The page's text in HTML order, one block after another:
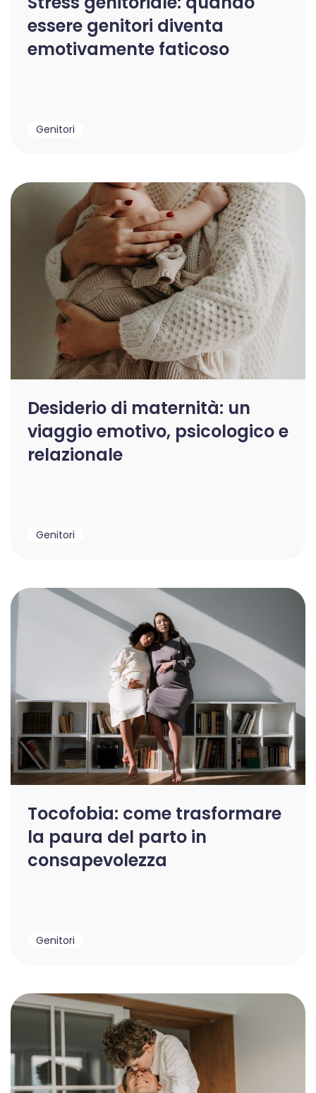
essere genitori diventa
emotivamente faticoso
Genitori
Desiderio di maternità: un
viaggio emotivo, psicologico e
relazionale
Genitori
Tocofobia: come trasformare
la paura del parto in
consapevolezza
Genitori